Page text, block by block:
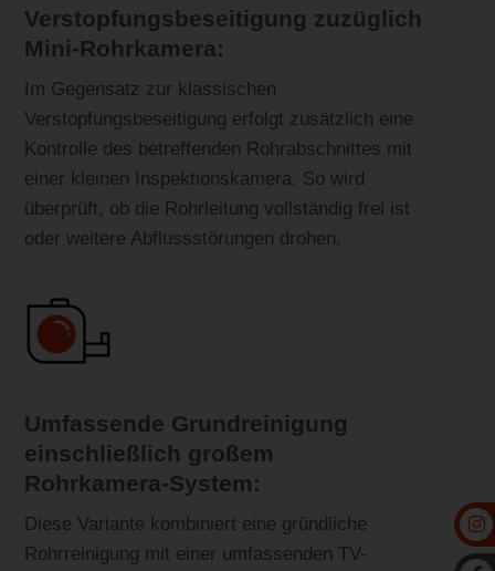
Verstopfungsbeseitigung zuzüglich
Mini-Rohrkamera:
Im Gegensatz zur klassischen
Verstopfungsbeseitigung erfolgt zusätzlich eine
Kontrolle des betreffenden Rohrabschnittes mit
einer kleinen Inspektionskamera. So wird
überprüft, ob die Rohrleitung vollständig frei ist
oder weitere Abflussstörungen drohen.
Umfassende Grundreinigung
einschließlich großem
Rohrkamera-System:
Diese Variante kombiniert eine gründliche
Rohrreinigung mit einer umfassenden TV-